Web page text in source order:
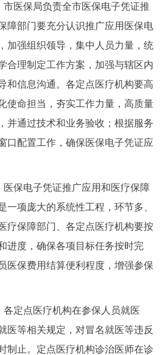
医保局负责全市医保电子凭证推
障部门要充分认识推广应用医保电
加强组织领导，集中人员力量，统
合理制定工作方案，加强与辖区内
和信息沟通。各定点医疗机构要高
使命担当，夯实工作力量，高质量
并通过技术和业务验收；根据服务
口配置工作，确保医保电子凭证应
保电子凭证推广应用和医疗保障
一项庞大的系统性工程，环节多、
疗保障部门、各定点医疗机构要按
进度，确保各项目标任务按时完
医保费用结算便利程度，增强参保
定点医疗机构在参保人员就医
医等相关规定，对冒名就医等违反
制止。定点医疗机构诊治医师在诊